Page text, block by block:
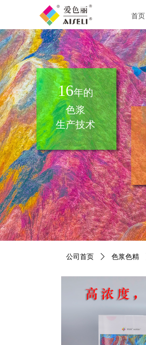
首页
16年的
色浆
生产技术
公司首页 ꄲ 色浆色精